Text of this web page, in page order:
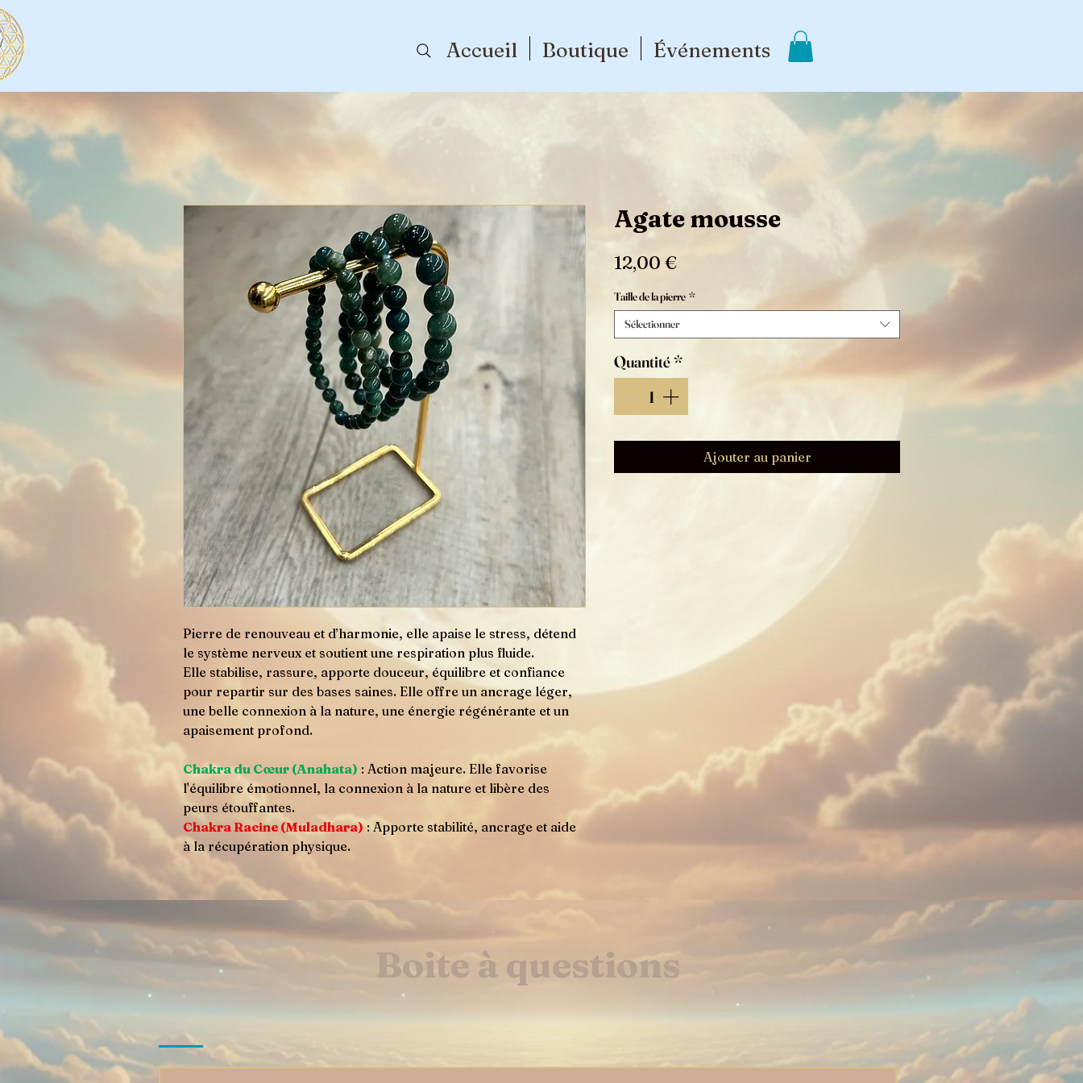
Accueil Boutique Événements
Pierre de renouveau et d’harmonie, elle apaise le stress, détend
le système nerveux et soutient une respiration plus fluide.
Elle stabilise, rassure, apporte douceur, équilibre et confiance
pour repartir sur des bases saines. Elle offre un ancrage léger,
une belle connexion à la nature, une énergie régénérante et un
apaisement profond.
Chakra du Cœur (Anahata) : Action majeure. Elle favorise
l'équilibre émotionnel, la connexion à la nature et libère des
peurs étouffantes.
Chakra Racine (Muladhara): Apporte stabilité, ancrage et aide
à la récupération physique.
Agate mousse
12,00 €Prix
Taille de la pierre *
Sélectionner
Quantité*
Ajouter au panier
Boite à questions